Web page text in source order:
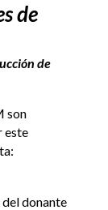
de
de
son
este
donante